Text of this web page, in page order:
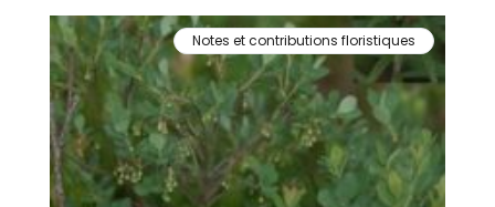
Notes et contributions floristiques